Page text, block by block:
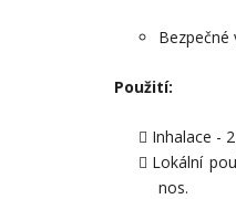
Použití:
Inhalace -
Lokální
nos.